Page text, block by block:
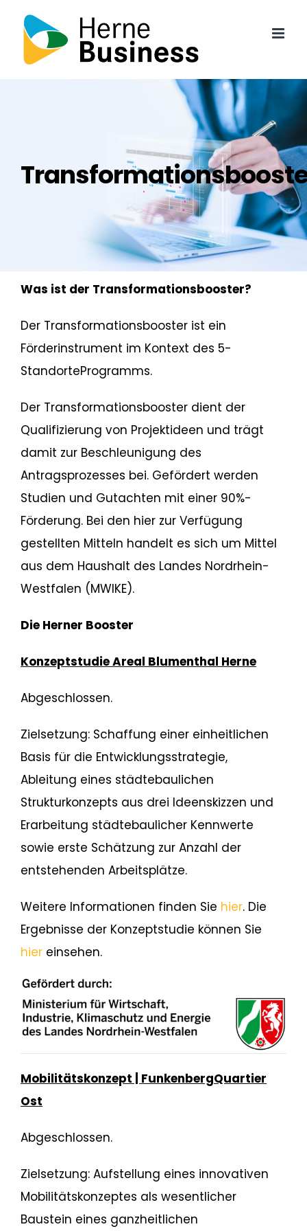
content
Was ist der Transformationsbooster?
Der Transformationsbooster ist ein
Förderinstrument im Kontext des 5-
StandorteProgramms.
Der Transformationsbooster dient der
Qualifizierung von Projektideen und trägt
damit zur Beschleunigung des
Antragsprozesses bei. Gefördert werden
Studien und Gutachten mit einer 90%-
Förderung. Bei den hier zur Verfügung
gestellten Mitteln handelt es sich um Mittel
aus dem Haushalt des Landes Nordrhein-
Westfalen (MWIKE).
Die Herner Booster
Konzeptstudie Areal Blumenthal Herne
Abgeschlossen.
Zielsetzung: Schaffung einer einheitlichen
Basis für die Entwicklungsstrategie,
Ableitung eines städtebaulichen
Strukturkonzepts aus drei Ideenskizzen und
Erarbeitung städtebaulicher Kennwerte
sowie erste Schätzung zur Anzahl der
entstehenden Arbeitsplätze.
Weitere Informationen finden Sie hier. Die
Ergebnisse der Konzeptstudie können Sie
hiereinsehen.
Mobilitätskonzept | FunkenbergQuartier
Ost
Abgeschlossen.
Zielsetzung: Aufstellung eines innovativen
Mobilitätskonzeptes als wesentlicher
Baustein eines ganzheitlichen